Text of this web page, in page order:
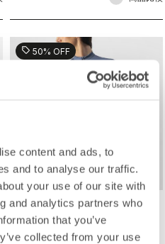
content and ads, to
and to analyse our traffic.
your use of our site with
and analytics partners who
that you’ve
collected from your use
sell 50% OFF
FENICE JERSEY
¥12,100 ¥6,050